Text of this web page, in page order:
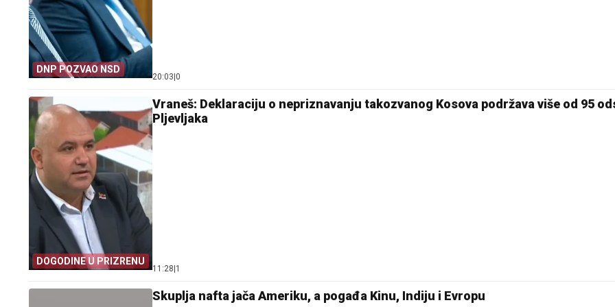
DNP POZVAO NSD
20:03 0
DOGODINE U PRIZRENU
Vraneš: Deklaraciju o nepriznavanju takozvanog Kosova podržava više od 95
Pljevljaka
11:28 1
Skuplja nafta jača Ameriku, a pogađa Kinu, Indiju i Evropu